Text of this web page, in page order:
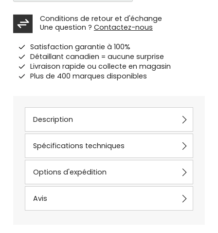
Conditions de retour et d'échange
Une question ? Contactez-nous
Satisfaction garantie à 100%
Détaillant canadien = aucune surprise
Livraison rapide ou collecte en magasin
Plus de 400 marques disponibles
Description
Spécifications techniques
Options d'expédition
Avis